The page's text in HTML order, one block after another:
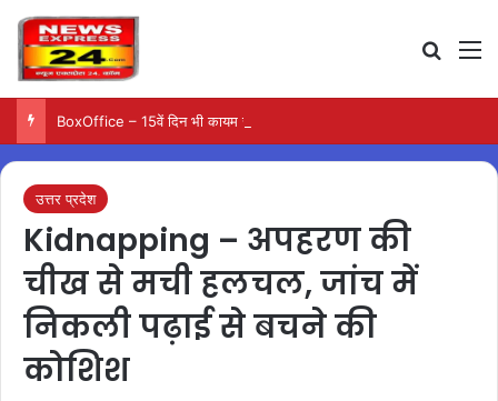
उत्तर प्रदेश
Kidnapping – अपहरण की
चीख से मची हलचल, जांच में
निकली पढ़ाई से बचने की
कोशिश